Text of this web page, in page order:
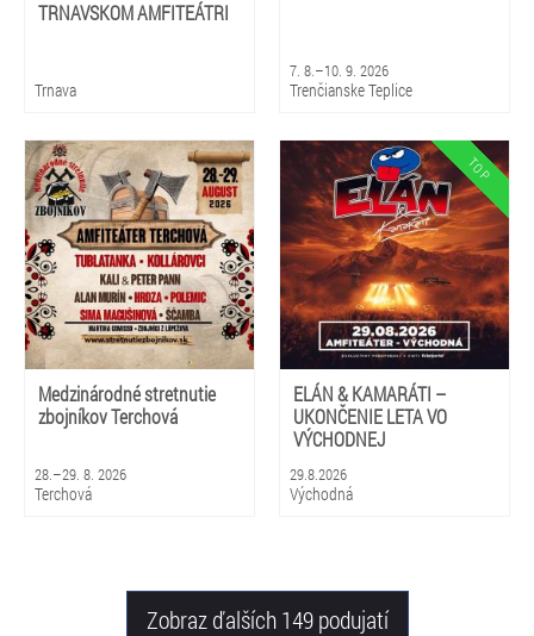
TRNAVSKOM AMFITEÁTRI
Trnava
7. 8.–10. 9. 2026
Trenčianske Teplice
Medzinárodné stretnutie
zbojníkov Terchová
28.–29. 8. 2026
Terchová
ELÁN & KAMARÁTI –
UKONČENIE LETA VO
VÝCHODNEJ
29.8.2026
Východná
Zobraz ďalších 149 podujatí